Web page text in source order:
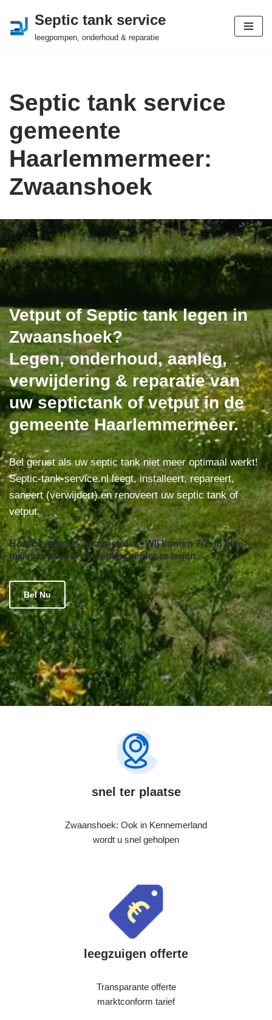
Ga
Septic tank service
leegpompen, onderhoud & reparatie
Septic tank service
gemeente
Haarlemmermeer:
Zwaanshoek
Vetput of Septic tank legen in
Zwaanshoek?
Legen, onderhoud, aanleg,
verwijdering & reparatie van
uw septictank of vetput in de
gemeente Haarlemmermeer.
Bel gerust als uw septic tank niet meer optimaal werkt!
Septic-tank-service.nl leegt, installeert, repareert,
saneert (verwijdert) en renoveert uw septic tank of
vetput.
Horeca service Zwaanshoek: Wij komen 7/7, in elke
milieuzone, om de vetafscheider te legen.
Bel Nu
snel ter plaatse
Zwaanshoek: Ook in Kennemerland
wordt u snel geholpen
leegzuigen offerte
Transparante offerte
marktconform tarief